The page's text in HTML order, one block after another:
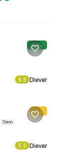
A+
5.5 Diever
C
1 bron
5.5 Diever